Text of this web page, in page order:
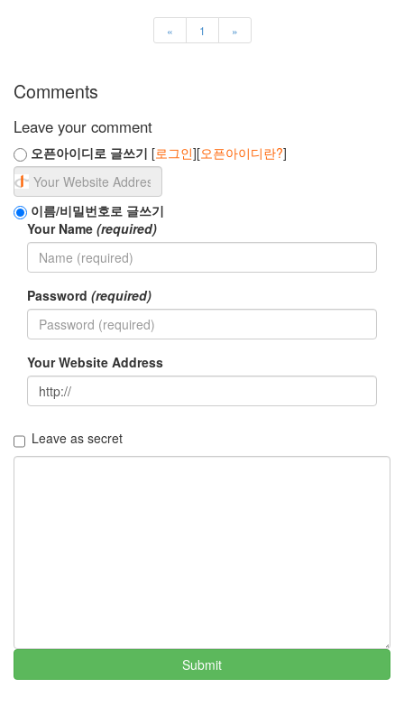
« 1 »
Comments
Leave your comment
오픈아이디로 글쓰기 [로그인][오픈아이디란?]
이름/비밀번호로 글쓰기
Your Name (required)
Password (required)
Your Website Address
Leave as secret
Submit